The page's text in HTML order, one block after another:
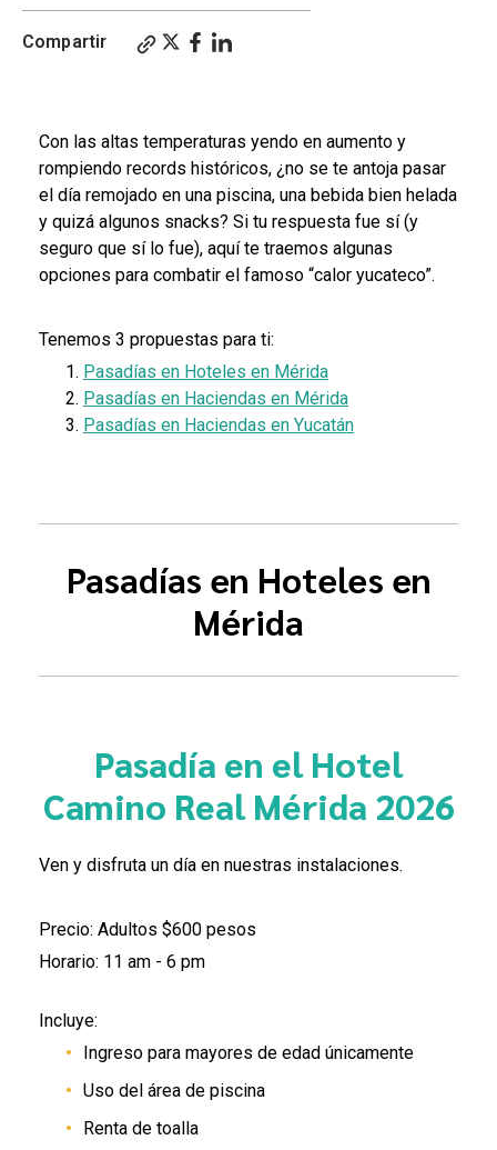
Compartir
Con las altas temperaturas yendo en aumento y
rompiendo records históricos, ¿no se te antoja pasar
el día remojado en una piscina, una bebida bien helada
y quizá algunos snacks? Si tu respuesta fue sí (y
seguro que sí lo fue), aquí te traemos algunas
opciones para combatir el famoso “calor yucateco”.
Tenemos 3 propuestas para ti:
Pasadías en Hoteles en Mérida
Pasadías en Haciendas en Mérida
Pasadías en Haciendas en Yucatán
Pasadías en Hoteles en
Mérida
Pasadía en el Hotel
Camino Real Mérida 2026
Ven y disfruta un día en nuestras instalaciones.
Precio: Adultos $600 pesos
Horario: 11 am - 6 pm
Incluye:
Ingreso para mayores de edad únicamente
Uso del área de piscina
Renta de toalla